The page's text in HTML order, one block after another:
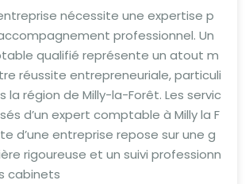
nécessite une expertise p
professionnel. Un
qualifié représente un atout m
réussite entrepreneuriale, particuli
la région de Milly-la-Forêt. Les servic
d’un expert comptable à Milly la F
d’une entreprise repose sur une g
rigoureuse et un suivi professionn
cabinets